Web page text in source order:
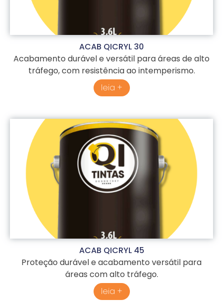
ACAB QICRYL 30
Acabamento durável e versátil para áreas de alto
tráfego, com resistência ao intemperismo.
leia +
ACAB QICRYL 45
Proteção durável e acabamento versátil para
áreas com alto tráfego.
leia +